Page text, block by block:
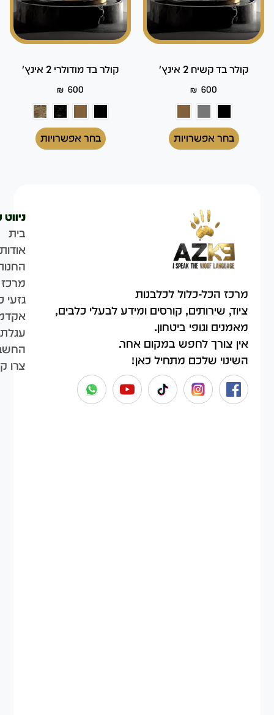
קולר בד קשיח 2 אינץ'
₪ 600
בחר אפשרויות
קולר בד מודולרי 2 אינץ'
₪ 600
בחר אפשרויות
מרכז הכל-כלול לכלבנות
ציוד, שירותים, קורסים ומידע לבעלי כלבים,
מאמנים וגופי ביטחון.
אין צורך לחפש במקום אחר.
השינוי שלכם מתחיל כאן!
בית
אודות
גזעי
עגלת
צרו